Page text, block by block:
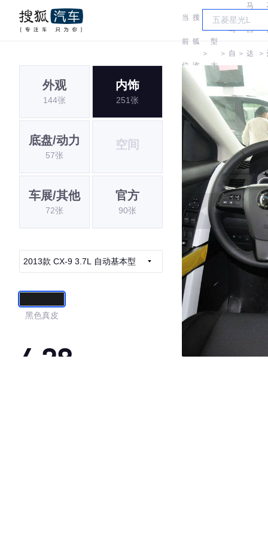
当
前
位
搜
狐
汽
车
＞
车
型
大
全
＞
马
自 ＞
马
自
达
口)
＞
外观
144张
内饰
251张
底盘/动力
57张
空间
车展/其他
72张
官方
90张
2013款 CX-9 3.7L 自动基本型
黑色真皮
4.28